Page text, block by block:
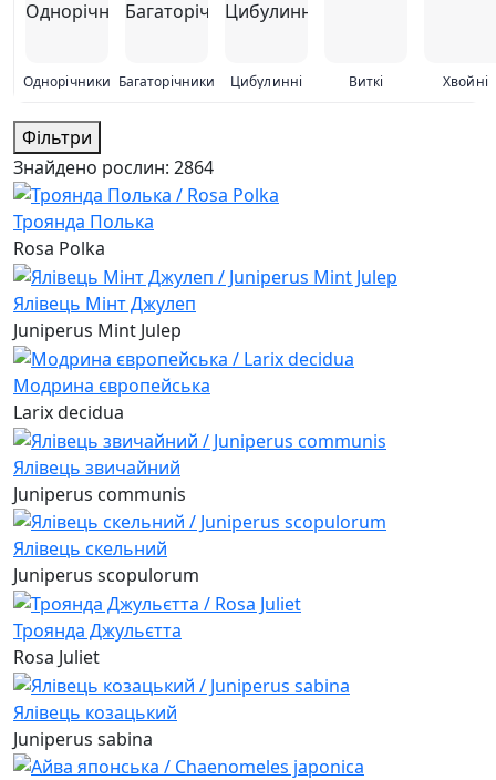
Однорічники Багаторічники Цибулинні Виткі Хвойні
Фільтри
Знайдено рослин: 2864
Троянда Полька
Rosa Polka
Ялівець Мінт Джулеп
Juniperus Mint Julep
Модрина європейська
Larix decidua
Ялівець звичайний
Juniperus communis
Ялівець скельний
Juniperus scopulorum
Троянда Джульєтта
Rosa Juliet
Ялівець козацький
Juniperus sabina